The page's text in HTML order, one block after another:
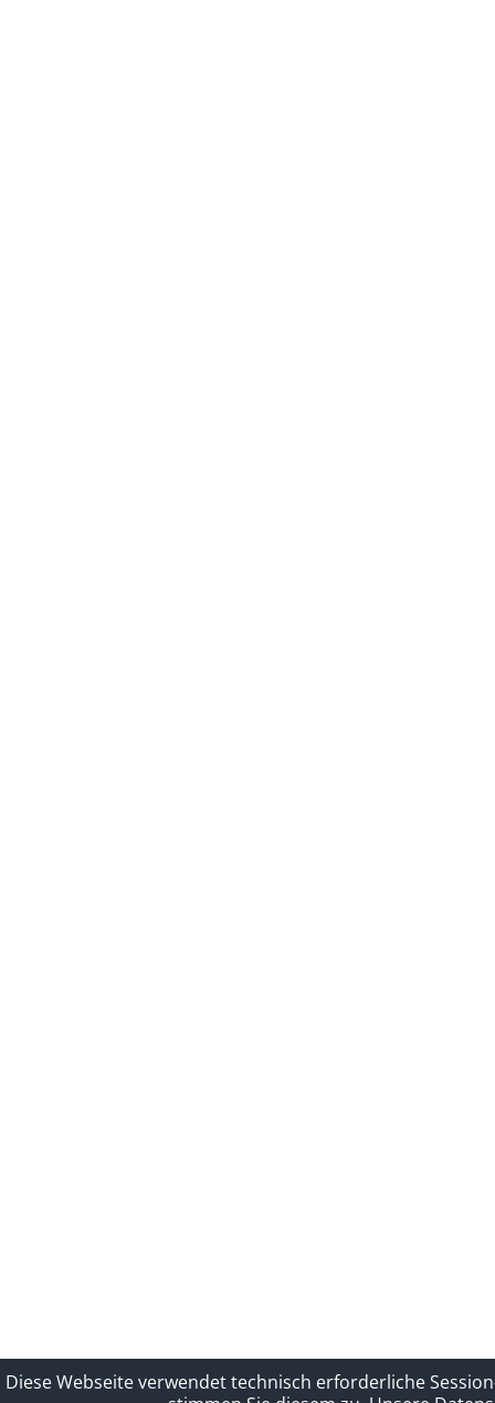
Diese Webseite verwendet technisch erforderliche